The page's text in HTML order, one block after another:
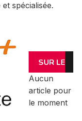
spécialisée.
SUR LE
MÊME
SUJET
Aucun
article pour
le moment